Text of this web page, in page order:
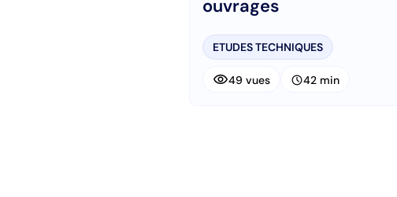
ouvrages
ETUDES TECHNIQUES
visibility49 vues schedule42 min